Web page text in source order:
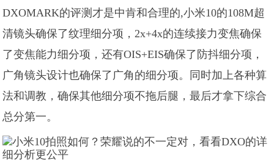
DXOMARK的评测才是中肯和合理的,小米10的108M超
清镜头确保了纹理细分项，2x+4x的连续接力变焦确保
了变焦能力细分项，还有OIS+EIS确保了防抖细分项，
广角镜头设计也确保了广角的细分项。同时加上各种算
法和调教，确保其他细分项不拖后腿，最后才拿下综合
总分第一。